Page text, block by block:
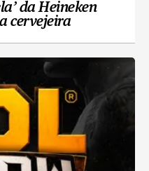
da Heineken
cervejeira